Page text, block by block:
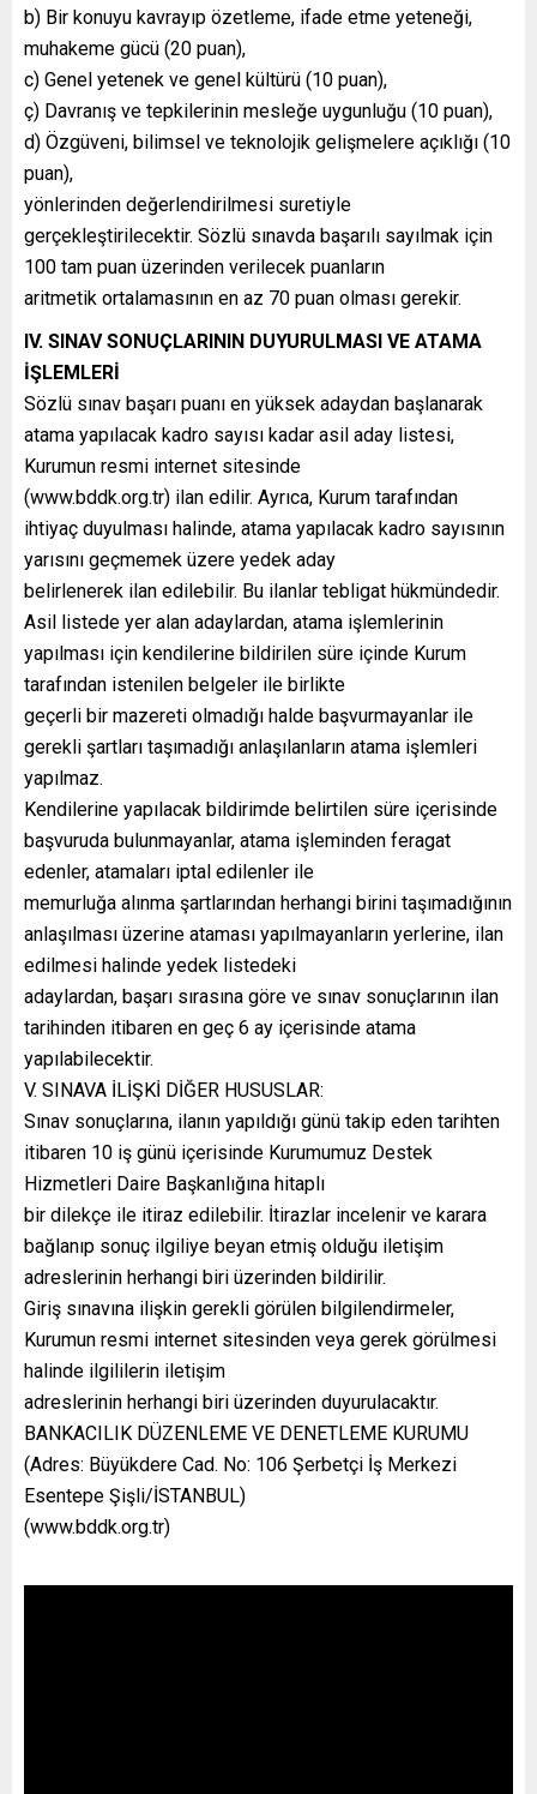
b) Bir konuyu kavrayıp özetleme, ifade etme yeteneği,
muhakeme gücü (20 puan),
c) Genel yetenek ve genel kültürü (10 puan),
ç) Davranış ve tepkilerinin mesleğe uygunluğu (10 puan),
d) Özgüveni, bilimsel ve teknolojik gelişmelere açıklığı (10
puan),
yönlerinden değerlendirilmesi suretiyle
gerçekleştirilecektir. Sözlü sınavda başarılı sayılmak için
100 tam puan üzerinden verilecek puanların
aritmetik ortalamasının en az 70 puan olması gerekir.
IV. SINAV SONUÇLARININ DUYURULMASI VE ATAMA
İŞLEMLERİ
Sözlü sınav başarı puanı en yüksek adaydan başlanarak
atama yapılacak kadro sayısı kadar asil aday listesi,
Kurumun resmi internet sitesinde
(www.bddk.org.tr) ilan edilir. Ayrıca, Kurum tarafından
ihtiyaç duyulması halinde, atama yapılacak kadro sayısının
yarısını geçmemek üzere yedek aday
belirlenerek ilan edilebilir. Bu ilanlar tebligat hükmündedir.
Asil listede yer alan adaylardan, atama işlemlerinin
yapılması için kendilerine bildirilen süre içinde Kurum
tarafından istenilen belgeler ile birlikte
geçerli bir mazereti olmadığı halde başvurmayanlar ile
gerekli şartları taşımadığı anlaşılanların atama işlemleri
yapılmaz.
Kendilerine yapılacak bildirimde belirtilen süre içerisinde
başvuruda bulunmayanlar, atama işleminden feragat
edenler, atamaları iptal edilenler ile
memurluğa alınma şartlarından herhangi birini taşımadığının
anlaşılması üzerine ataması yapılmayanların yerlerine, ilan
edilmesi halinde yedek listedeki
adaylardan, başarı sırasına göre ve sınav sonuçlarının ilan
tarihinden itibaren en geç 6 ay içerisinde atama
yapılabilecektir.
V. SINAVA İLİŞKİ DİĞER HUSUSLAR:
Sınav sonuçlarına, ilanın yapıldığı günü takip eden tarihten
itibaren 10 iş günü içerisinde Kurumumuz Destek
Hizmetleri Daire Başkanlığına hitaplı
bir dilekçe ile itiraz edilebilir. İtirazlar incelenir ve karara
bağlanıp sonuç ilgiliye beyan etmiş olduğu iletişim
adreslerinin herhangi biri üzerinden bildirilir.
Giriş sınavına ilişkin gerekli görülen bilgilendirmeler,
Kurumun resmi internet sitesinden veya gerek görülmesi
halinde ilgililerin iletişim
adreslerinin herhangi biri üzerinden duyurulacaktır.
BANKACILIK DÜZENLEME VE DENETLEME KURUMU
(Adres: Büyükdere Cad. No: 106 Şerbetçi İş Merkezi
Esentepe Şişli/İSTANBUL)
(www.bddk.org.tr)